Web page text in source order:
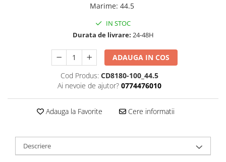
Chuck Taylor
TURBODRK
New Balance
327
Marime: 44.5
IN STOC
Durata de livrare: 24-48H
ADAUGA IN COS
Cod Produs: CD8180-100_44.5
Ai nevoie de ajutor? 0774476010
Adauga la Favorite Cere informatii
Descriere